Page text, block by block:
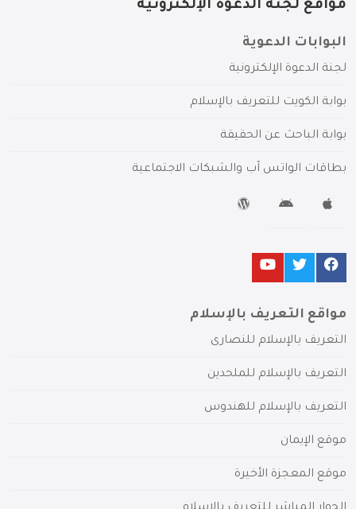
مواقع لجنة الدعوة الإلكترونية
البوابات الدعوية
لجنة الدعوة الإلكترونية
بوابة الكويت للتعريف بالإسلام
بوابة الباحث عن الحقيقة
بطاقات الواتس آب والشبكات الاجتماعية
مواقع التعريف بالإسلام
التعريف بالإسلام للنصارى
التعريف بالإسلام للملحدين
التعريف بالإسلام للهندوس
موقع الإيمان
موقع المعجزة الأخيرة